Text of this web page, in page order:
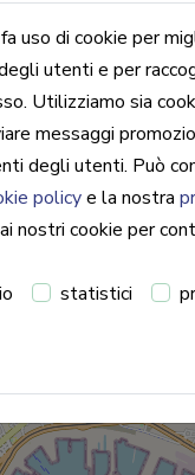
uso di cookie per
utenti e per
Utilizziamo sia
messaggi
degli utenti. Può
policye la nostra
nostri cookie per
statistici